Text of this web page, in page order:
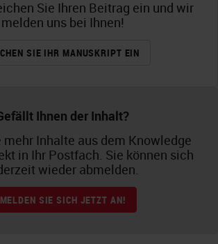
Sie Ihren Beitrag ein und wir
melden uns bei Ihnen!
SIE IHR MANUSKRIPT EIN
Ihnen der Inhalt?
mehr Inhalte aus dem Knowledge
in Ihr Postfach. Sie können sich
wieder abmelden.
MELDEN SIE SICH JETZT AN!